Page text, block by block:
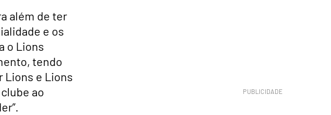
além de ter
e os
o Lions
tendo
Lions e Lions
ao